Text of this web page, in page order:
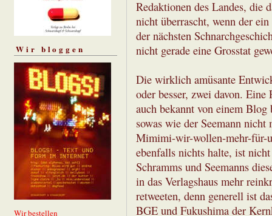
Wir bloggen
Wir bestellen
Redaktionen des Landes, die
nicht überrascht, wenn der
der nächsten
nicht gerade eine Grosstat
Die wirklich amüsante
oder besser, zwei davon.
auch bekannt von einem
sowas wie der Seemann
Mimimi-wir-wollen-mehr-für-
ebenfalls nichts halte, ist
Schramms und Seemanns
in das Verlagshaus mehr
retweeten, denn generell ist
BGE und Fukushima der